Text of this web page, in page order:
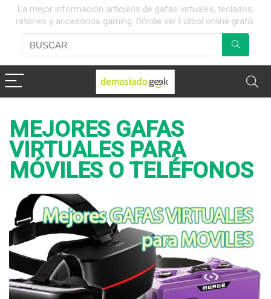
La mejor información artículos de gafas virtuales, teclados,
ratones y accesorios gaming. Dónde ver Fútbol online gratis.
MEJORES GAFAS
VIRTUALES PARA
MÓVILES O TELÉFONOS